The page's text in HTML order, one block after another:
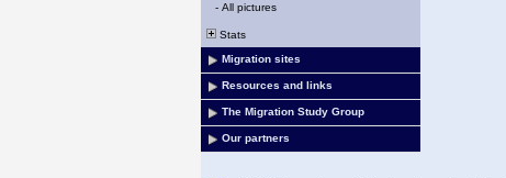
- All pictures
Stats
Migration sites
Resources and links
The Migration Study Group
Our partners